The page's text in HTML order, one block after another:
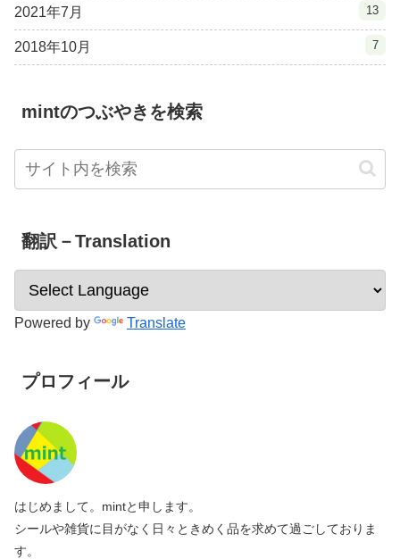
2021年7月 13
2018年10月 7
mintのつぶやきを検索
翻訳－Translation
Powered by Translate
プロフィール
はじめまして。mintと申します。
シールや雑貨に目がなく日々ときめく品を求めて過ごしておりま
す。